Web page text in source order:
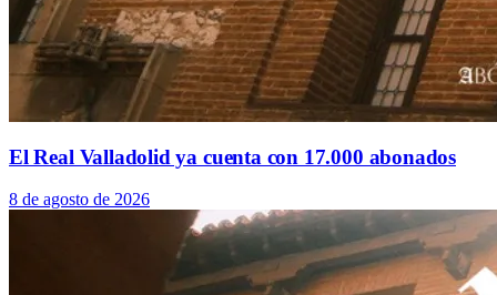
El Real Valladolid ya cuenta con 17.000 abonados
8 de agosto de 2026